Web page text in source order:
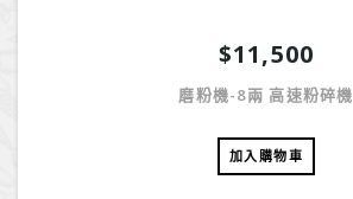
$11,500
磨粉機-8兩 高速粉碎機
加入購物車